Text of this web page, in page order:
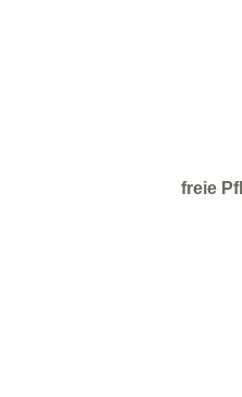
freie